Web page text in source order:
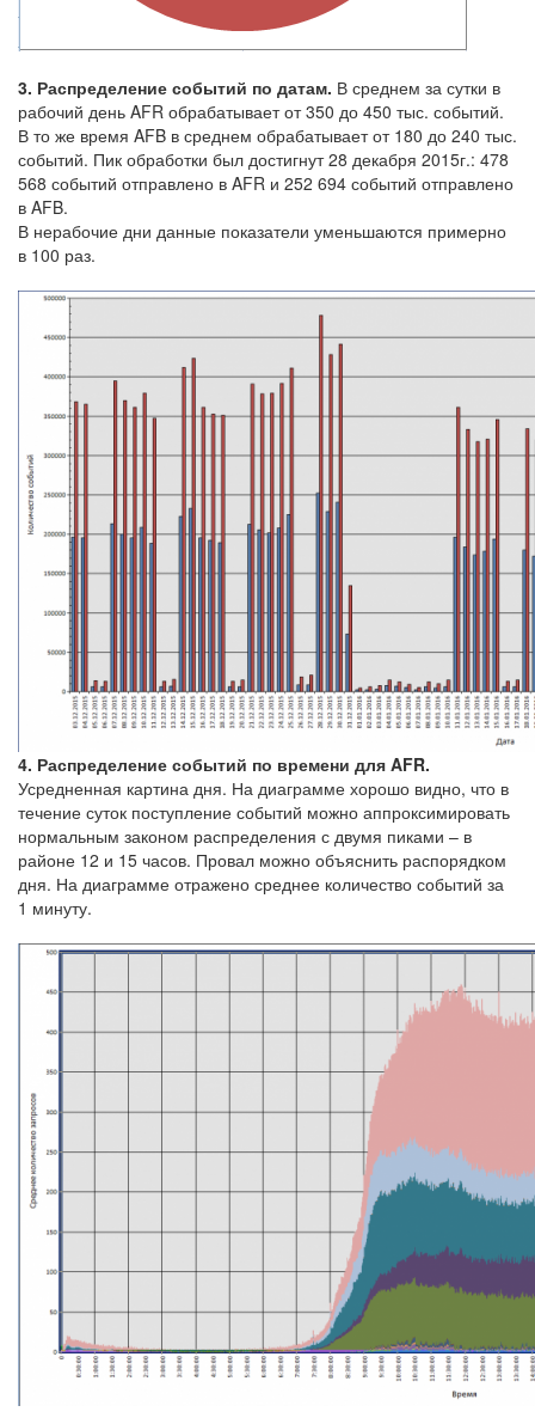
3. Распределение событий по датам. В среднем за сутки в
рабочий день AFR обрабатывает от 350 до 450 тыс. событий.
В то же время AFB в среднем обрабатывает от 180 до 240 тыс.
событий. Пик обработки был достигнут 28 декабря 2015г.: 478
568 событий отправлено в AFR и 252 694 событий отправлено
в AFB.
В нерабочие дни данные показатели уменьшаются примерно
в 100 раз.
4. Распределение событий по времени для AFR.
Усредненная картина дня. На диаграмме хорошо видно, что в
течение суток поступление событий можно аппроксимировать
нормальным законом распределения с двумя пиками – в
районе 12 и 15 часов. Провал можно объяснить распорядком
дня. На диаграмме отражено среднее количество событий за
1 минуту.